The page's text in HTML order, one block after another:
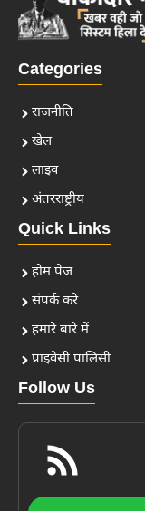
Categories
राजनीति
खेल
लाइव
अंतरराष्ट्रीय
Quick Links
होम पेज
संपर्क करे
हमारे बारे में
प्राइवेसी पालिसी
Follow Us